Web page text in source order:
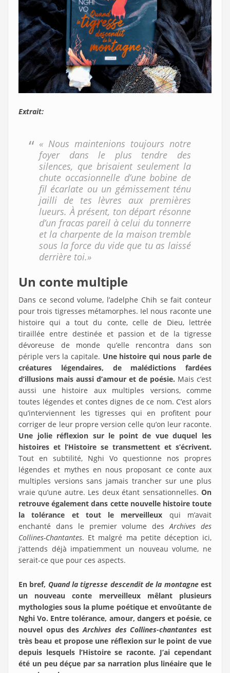
Extrait:
« Nous maintenions toujours notre
foyer dans le plus tendre des
silences, que brisaient seulement la
chute occasionnelle d’une bobine de
fil écarlate ou un gémissement ténu
jailli de tes lèvres aux premières
lueurs. À présent, ton départ résonne
d’un fracas pareil à celui du tonnerre
et la charpente de la maison tremble
sous la force du vide que tu as laissé
derrière toi.»
Un conte multiple
Dans ce second volume, l’adelphe Chih se fait conteur
pour trois tigresses métamorphes. Iel nous raconte une
histoire qui a tout du conte, celle de Dieu, lettrée
tiraillée entre destinée et passion et de la tigresse
dévoreuse de monde qu’elle rencontra dans son
périple vers la capitale. Une histoire qui nous parle de
créatures légendaires, de malédictions fardées
d’illusions mais aussi d’amour et de poésie. Mais c’est
aussi une histoire aux multiples versions, comme
toutes légendes et contes dignes de ce nom. C’est alors
qu’interviennent les tigresses qui en profitent pour
corriger de leur propre version celle qu’on leur raconte.
Une jolie réflexion sur le point de vue duquel les
histoires et l’Histoire se transmettent et s’écrivent.
Tout en subtilité, Nghi Vo questionne nos propres
légendes et mythes en nous proposant ce conte aux
multiples versions sans jamais trancher sur une plus
vraie qu’une autre. Les deux étant sensationnelles. On
retrouve également dans cette nouvelle histoire toute
la tolérance et tout le merveilleux qui m’avait
enchanté dans le premier volume desArchives des
Collines-Chantantes. Et malgré ma petite déception ici,
j’attends déjà impatiemment un nouveau volume, ne
serait-ce que pour ces aspects.
En bref, Quand la tigresse descendit de la montagneest
un nouveau conte merveilleux mêlant plusieurs
mythologies sous la plume poétique et envoûtante de
Nghi Vo. Entre tolérance, amour, dangers et poésie, ce
nouvel opus desArchives des Collines-chantantes est
très beau et propose une réflexion sur le point de vue
depuis lesquels l’Histoire se raconte. J’ai cependant
été un peu déçue par sa narration plus linéaire que le